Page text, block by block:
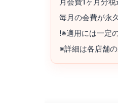
毎月の会費が永
!※適用には一定
※詳細は各店舗